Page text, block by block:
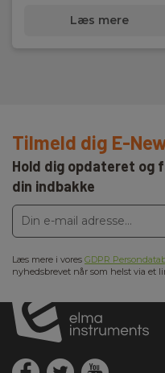
Læs mere
Tilmeld dig E-
Hold dig opdateret og
din indbakke
Læs mere i vores GDPR
nyhedsbrevet når som helst via et